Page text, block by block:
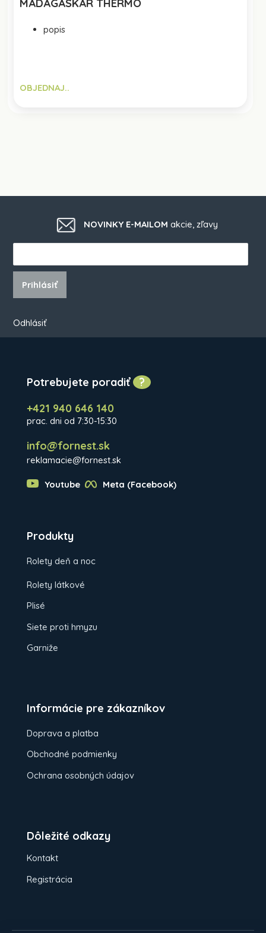
MADAGASKAR THERMO
popis
OBJEDNAJ..
NOVINKY E-MAILOM akcie, zľavy
Prihlásiť
Odhlásiť
Potrebujete poradiť?
+421 940 646 140
prac. dni od 7:30-15:30
info@fornest.sk
reklamacie@fornest.sk
Youtube Meta (Facebook)
Produkty
Rolety deň a noc
Rolety látkové
Plisé
Siete proti hmyzu
Garniže
Informácie pre zákazníkov
Doprava a platba
Obchodné podmienky
Ochrana osobných údajov
Dôležité odkazy
Kontakt
Registrácia